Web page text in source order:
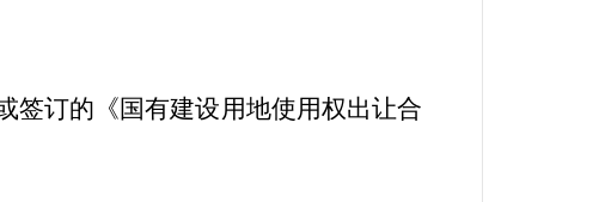
签订的《国有建设用地使用权出让合